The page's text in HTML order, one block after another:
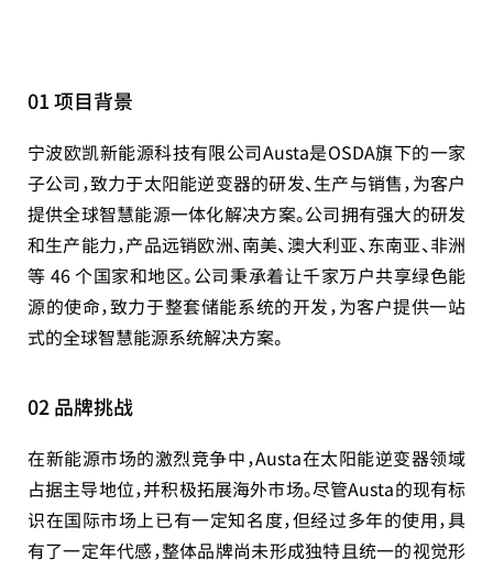
01 项目背景
宁波欧凯新能源科技有限公司Austa是OSDA旗下的一家
子公司，致力于太阳能逆变器的研发、生产与销售，为客户
提供全球智慧能源一体化解决方案。公司拥有强大的研发
和生产能力，产品远销欧洲、南美、澳大利亚、东南亚、非洲
等 46 个国家和地区。公司秉承着让千家万户共享绿色能
源的使命，致力于整套储能系统的开发，为客户提供一站
式的全球智慧能源系统解决方案。
02 品牌挑战
在新能源市场的激烈竞争中，Austa在太阳能逆变器领域
占据主导地位，并积极拓展海外市场。尽管Austa的现有标
识在国际市场上已有一定知名度，但经过多年的使用，具
有了一定年代感，整体品牌尚未形成独特且统一的视觉形